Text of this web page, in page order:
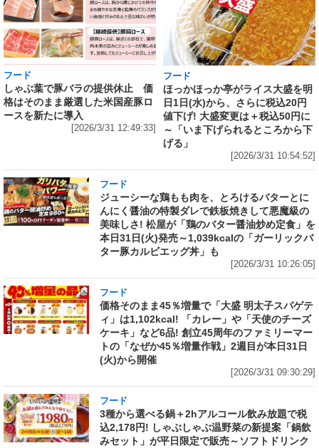
フード
しゃぶ葉で豚バラの提供休止 価
格はそのまま厳選した米国産豚ロ
ースを新たに導入
[2026/3/31 12:49:33]
フード
ほっかほっか亭がライス大盛を明
日1日(水)から、さらに税込20円
値下げ! 大盛変更は＋税込50円に
～「いま下げられるところから下
げる」
[2026/3/31 10:54:52]
フード
ジューシーな鶏もも肉を、とろけるバターとに
んにく醤油の特製ダレで鉄板焼きして悪魔級の
美味しさ! 松屋が「鶏のバター醤油炒め定食」を
本日31日(火)発売～1,039kcalの「ガーリックバ
ター豚カルビエッグ丼」も
[2026/3/31 10:26:05]
フード
価格そのまま45％増量で「大盛 明太子スパゲテ
ィ」は1,102kcal! 「カレー」や「天使のチーズ
ケーキ」など6品! 創立45周年のファミリーマー
トの「なぜか45％増量作戦」2週目が本日31日
(火)から開催
[2026/3/31 09:30:29]
フード
3種から選べる鍋＋2hアルコール飲み放題で税
込2,178円! しゃぶしゃぶ温野菜の新提案「鍋飲
みセット」が平日限定で販売～ソフトドリンク